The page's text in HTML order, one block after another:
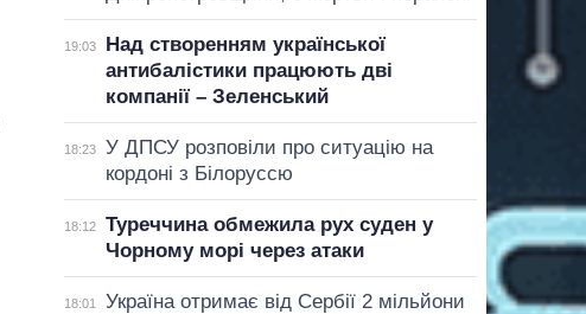
19:03
Над створенням української
антибалістики працюють дві
компанії – Зеленський
18:23
У ДПСУ розповіли про ситуацію на
кордоні з Білоруссю
18:12
Туреччина обмежила рух суден у
Чорному морі через атаки
18:01
Україна отримає від Сербії 2 мільйони